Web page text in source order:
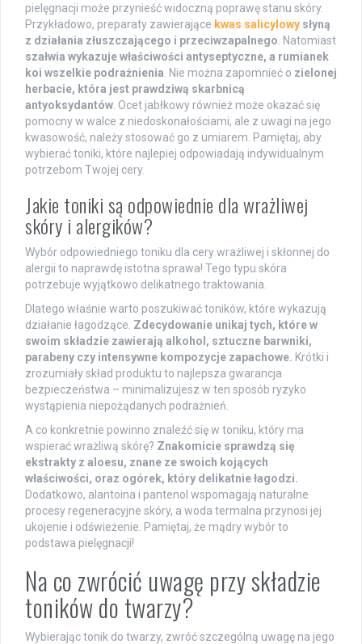
pielęgnacji może przynieść widoczną poprawę stanu skóry.
Przykładowo, preparaty zawierające kwas salicylowy słyną
z działania złuszczającego i przeciwzapalnego . Natomiast
szałwia wykazuje właściwości antyseptyczne, a rumianek
koi wszelkie podrażnienia . Nie można zapomnieć o zielonej
herbacie, która jest prawdziwą skarbnicą
antyoksydantów . Ocet jabłkowy również może okazać się
pomocny w walce z niedoskonałościami, ale z uwagi na jego
kwasowość, należy stosować go z umiarem. Pamiętaj, aby
wybierać toniki, które najlepiej odpowiadają indywidualnym
potrzebom Twojej cery.
Jakie toniki są odpowiednie dla wrażliwej
skóry i alergików?
Wybór odpowiedniego toniku dla cery wrażliwej i skłonnej do
alergii to naprawdę istotna sprawa! Tego typu skóra
potrzebuje wyjątkowo delikatnego traktowania.
Dlatego właśnie warto poszukiwać toników, które wykazują
działanie łagodzące. Zdecydowanie unikaj tych, które w
swoim składzie zawierają alkohol, sztuczne barwniki,
parabeny czy intensywne kompozycje zapachowe. Krótki i
zrozumiały skład produktu to najlepsza gwarancja
bezpieczeństwa – minimalizujesz w ten sposób ryzyko
wystąpienia niepożądanych podrażnień.
A co konkretnie powinno znaleźć się w toniku, który ma
wspierać wrażliwą skórę? Znakomicie sprawdzą się
ekstrakty z aloesu, znane ze swoich kojących
właściwości, oraz ogórek, który delikatnie łagodzi.
Dodatkowo, alantoina i pantenol wspomagają naturalne
procesy regeneracyjne skóry, a woda termalna przynosi jej
ukojenie i odświeżenie. Pamiętaj, że mądry wybór to
podstawa pielęgnacji!
Na co zwrócić uwagę przy składzie
toników do twarzy?
Wybierając tonik do twarzy, zwróć szczególną uwagę na jego